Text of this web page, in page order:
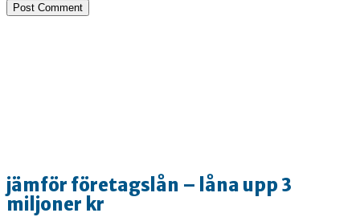
jämför företagslån – låna upp 3
miljoner kr